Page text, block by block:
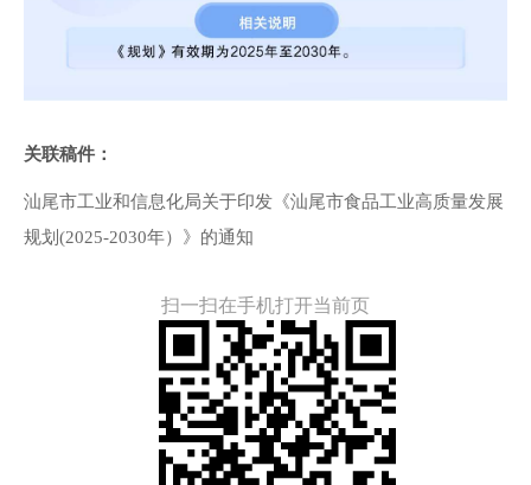
关联稿件：
汕尾市工业和信息化局关于印发《汕尾市食品工业高质量发展
规划(2025-2030年）》的通知
扫一扫在手机打开当前页